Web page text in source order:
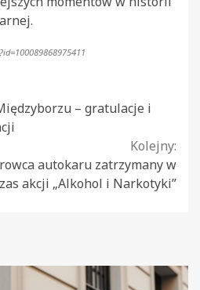
– gratulacje i
Kolejny:
autokaru zatrzymany w
akcji „Alkohol i Narkotyki”